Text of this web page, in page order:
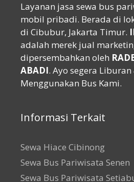
Layanan jasa sewa bus
mobil pribadi. Berada di
di Cibubur, Jakarta Timur.
adalah merek jual
dipersembahkan oleh
ABADI. Ayo segera Liburan
Menggunakan Bus Kami.
Informasi Terkait
Sewa Hiace Cibinong
Sewa Bus Pariwisata Senen
Sewa Bus Pariwisata